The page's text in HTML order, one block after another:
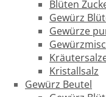
Blüten
Gewürz
Gewürze
Kristallsalz
Gewürz Beutel